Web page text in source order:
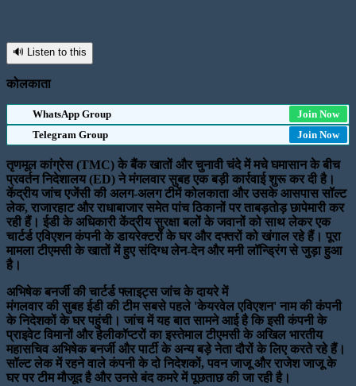
🔊 Listen to this
कोलकाता
WhatsApp Group
Join Now
Telegram Group
Join Now
तृणमूल कांग्रेस (TMC) के बैंक खातों और चुनावी चंदे में मचे घमासान के बीच
प्रवर्तन निदेशालय (ED) ने मंगलवार सुबह एक बड़ी कार्रवाई शुरू कर दी है।
केंद्रीय जांच एजेंसी की अलग-अलग टीमें कोलकाता और उसके आसपास सॉल्ट
लेक, राजारहाट और राधाबाजार समेत पांच ठिकानों पर ताबड़तोड़ छापेमारी कर
रही हैं। ईडी के अधिकारी केंद्रीय सुरक्षा बलों के जवानों को साथ लेकर एक
चार्टर्ड एविएशन कंपनी के डायरेक्टरों के घर और दफ्तरों को खंगाल रहे हैं। पूरा
मामला टीएमसी के खातों में हुए संदिग्ध लेन-देन और मनी लॉन्ड्रिंग से जुड़ा हुआ
है।
अभिषेक बनर्जी की चार्टर्ड फ्लाइट्स जांच के दायरे में
मंगलवार की सुबह ईडी की टीम सबसे पहले 'केयरवेल एविएशन' नाम की कंपनी
के निदेशकों के घर पहुंची। जांच में यह बात सामने आई है कि इसी कंपनी के
प्राइवेट विमानों और हेलीकॉप्टरों का इस्तेमाल टीएमसी के अखिल भारतीय
महासचिव अभिषेक बनर्जी और पार्टी के अन्य बड़े नेता दौरों के लिए करते रहे हैं।
सॉल्ट लेक में रहने वाले कंपनी के दो निदेशकों, पवन जाजू और राजेश जाजू के
घर पर टीम मौजूद है और उनसे बंद कमरे में पूछताछ की जा रही है।